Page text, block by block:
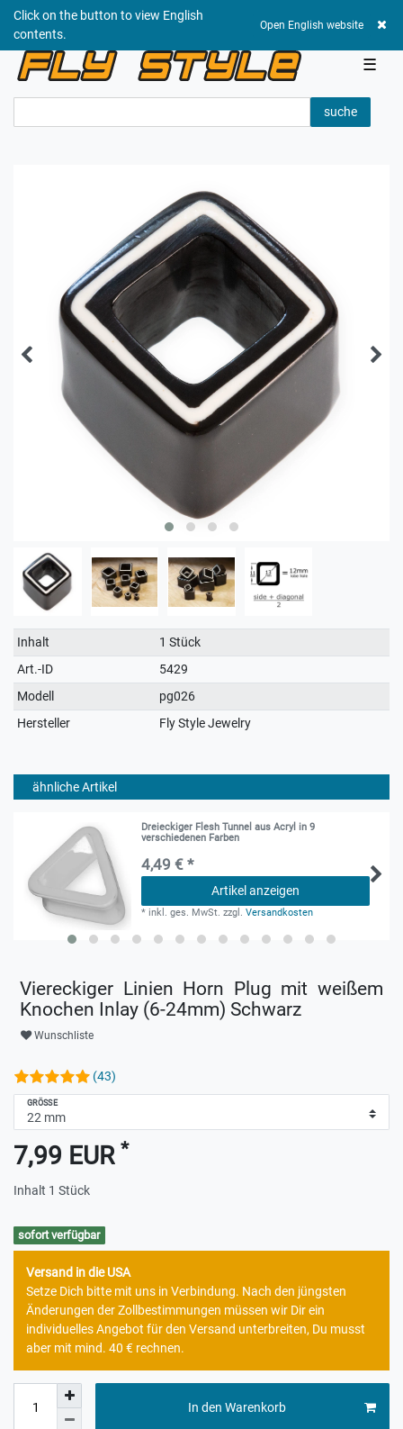
Click on the button to view English
contents.
Open English website
☰
suche
Technisches
Merkmal
Wert
Inhalt
1 Stück
Art.-ID
5429
Modell
pg026
Hersteller
Fly Style Jewelry
ähnliche Artikel
Dreieckiger Flesh Tunnel aus Acryl in 9
verschiedenen Farben
4,49 € *
Artikel anzeigen
* inkl. ges. MwSt. zzgl.Versandkosten
Viereckiger Linien Horn Plug mit weißem
Knochen Inlay (6-24mm) Schwarz
Wunschliste
(43)
GRÖSSE
7,99 EUR *
Inhalt 1 Stück
sofort verfügbar
Versand in die USA
Setze Dich bitte mit uns in Verbindung. Nach den jüngsten
Änderungen der Zollbestimmungen müssen wir Dir ein
individuelles Angebot für den Versand unterbreiten, Du musst
aber mit mind. 40 € rechnen.
In den Warenkorb